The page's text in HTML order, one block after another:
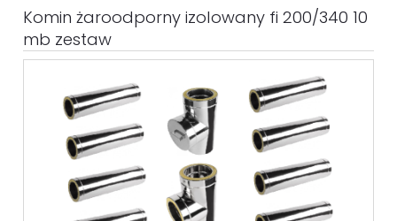
Komin żaroodporny izolowany fi 200/340 10
mb zestaw